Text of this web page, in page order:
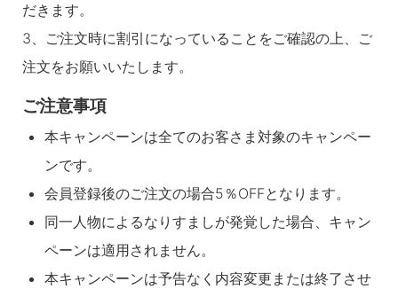
だきます。
3、ご注文時に割引になっていることをご確認の上、ご
注文をお願いいたします。
ご注意事項
本キャンペーンは全てのお客さま対象のキャンペー
ンです。
会員登録後のご注文の場合5％OFFとなります。
同一人物によるなりすましが発覚した場合、キャン
ペーンは適用されません。
本キャンペーンは予告なく内容変更または終了させ